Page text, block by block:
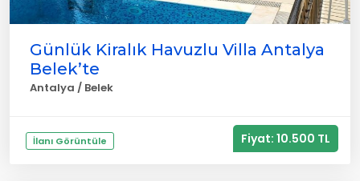
Günlük Kiralık Havuzlu Villa Antalya
Belek’te
Antalya / Belek
İlanı Görüntüle Fiyat: 10.500 TL